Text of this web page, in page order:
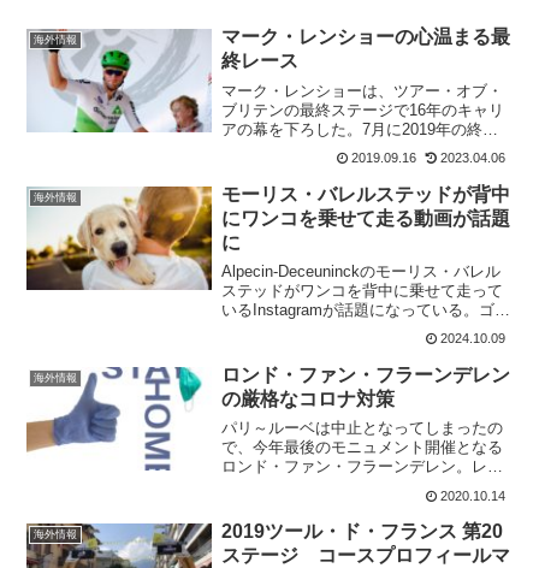
海外情報
マーク・レンショーの心温まる最
終レース
マーク・レンショーは、ツアー・オブ・
ブリテンの最終ステージで16年のキャリ
アの幕を下ろした。7月に2019年の終わ
りに引退すると発表しており、最後のス
テージレースとして出場していた。家族
からボトルを貰うWhat a way to end a...
2019.09.16 2023.04.06
海外情報
モーリス・バレルステッドが背中
にワンコを乗せて走る動画が話題
に
Alpecin-Deceuninckのモーリス・バレル
ステッドがワンコを背中に乗せて走って
いるInstagramが話題になっている。ゴー
グルをかけているので良くわからないけ
ど、犬種はミニチュアダックスみたい。
画面をクリックすると動画が動き出...
2024.10.09
海外情報
ロンド・ファン・フラーンデレン
の厳格なコロナ対策
パリ～ルーベは中止となってしまったの
で、今年最後のモニュメント開催となる
ロンド・ファン・フラーンデレン。レー
ス主催者とゴールの町の市長は、ベルギ
ー全土でのコロナの急増を踏まえ、一般
市民をレースから遠ざけるための極端な
対策を発表した。その対策...
2020.10.14
海外情報
2019ツール・ド・フランス 第20
ステージ コースプロフィールマ